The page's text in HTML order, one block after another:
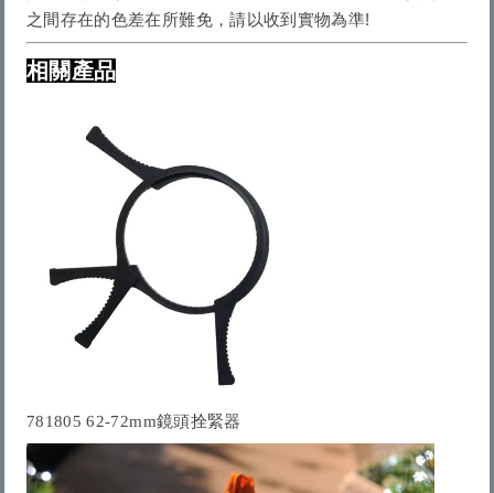
之間存在的色差在所難免，請以收到實物為準!
相關產品
781805 62-72mm鏡頭拴緊器